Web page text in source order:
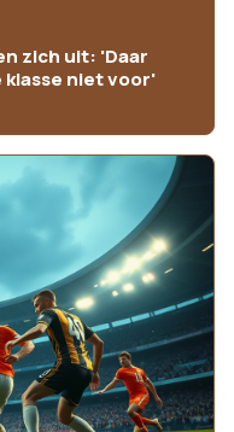
zich uit: 'Daar
niet voor'